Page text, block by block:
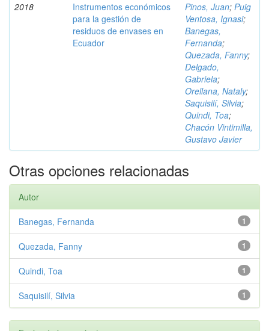
2018
Instrumentos económicos
para la gestión de
residuos de envases en
Ecuador
Pinos, Juan; Puig
Ventosa, Ignasi;
Banegas,
Fernanda;
Quezada, Fanny;
Delgado,
Gabriela;
Orellana, Nataly;
Saquisilí, Silvia;
Quindi, Toa;
Chacón Vintimilla,
Gustavo Javier
Otras opciones relacionadas
Autor
1
Banegas, Fernanda
1
Quezada, Fanny
1
Quindi, Toa
1
Saquisilí, Silvia